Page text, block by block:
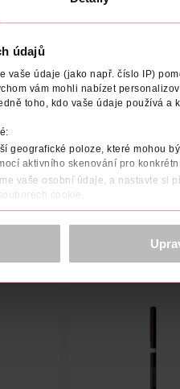
údajů
vaše údaje (jako např. číslo IP)
vám mohli nabízet
toho, kdo vaše údaje používá a
geografické poloze, které mohou
aktivního skenování pro
vaše osobní údaje, a nastavte si
cookie.
a reklam, funkcí sociálních
osobních údajů.
<
POČET NÁZEV
dodat vašim očím definici a